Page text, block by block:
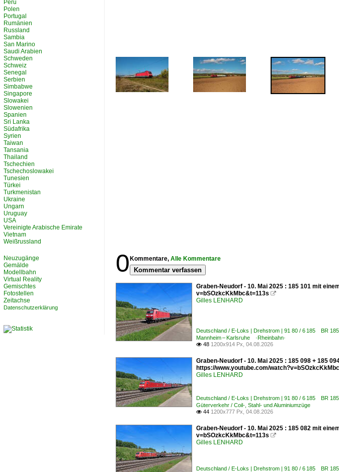
0 Kommentare, Alle Kommentare
Kommentar verfassen
Graben-Neudorf - 10. Mai 2025 : 185 101 mit
v=bSOzkcKkMbc&t=113s 
Gilles LENHARD
Deutschland / E-Loks | Drehstrom | 91 80 / 6 185 BR
Mannheim – Karlsruhe ·Rheinbahn·
 48 1200x914 Px, 04.08.2026
Graben-Neudorf - 10. Mai 2025 : 185 098 + 185
https://www.youtube.com/
Gilles LENHARD
Deutschland / E-Loks | Drehstrom | 91 80 / 6 185 BR
Güterverkehr / Coil-, Stahl- und Aluminiumzüge
 44 1200x777 Px, 04.08.2026
Graben-Neudorf - 10. Mai 2025 : 185 082 mit
v=bSOzkcKkMbc&t=113s 
Gilles LENHARD
Deutschland / E-Loks | Drehstrom | 91 80 / 6 185 BR
Peru
Polen
Portugal
Rumänien
Russland
Sambia
San Marino
Saudi Arabien
Schweden
Schweiz
Senegal
Serbien
Simbabwe
Singapore
Slowakei
Slowenien
Spanien
Sri Lanka
Südafrika
Syrien
Taiwan
Tansania
Thailand
Tschechien
Tschechoslowakei
Tunesien
Türkei
Turkmenistan
Ukraine
Ungarn
Uruguay
USA
Vereinigte Arabische Emirate
Vietnam
Weißrussland
Neuzugänge
Gemälde
Modellbahn
Virtual Reality
Gemischtes
Fotostellen
Zeitachse
Datenschutzerklärung